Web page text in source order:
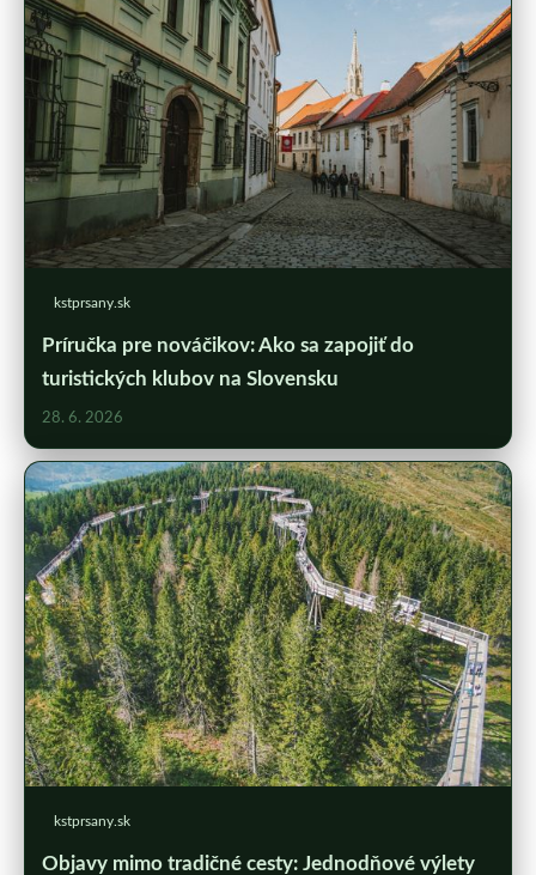
kstprsany.sk
Príručka pre nováčikov: Ako sa zapojiť do
turistických klubov na Slovensku
28. 6. 2026
kstprsany.sk
Objavy mimo tradičné cesty: Jednodňové výlety